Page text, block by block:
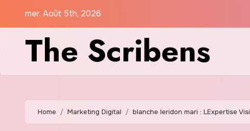
mer. Août 5th, 2026
The Scribens
Home Marketing Digital blanche leridon mari : LExpertise